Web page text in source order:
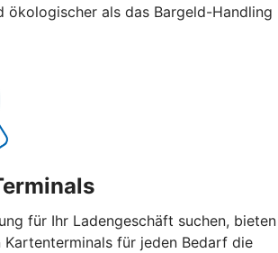
ökologischer als das Bargeld-Handling
für Ihr Ladengeschäft suchen, bieten
Kartenterminals für jeden Bedarf die